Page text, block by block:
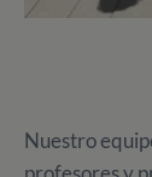
Nuestro